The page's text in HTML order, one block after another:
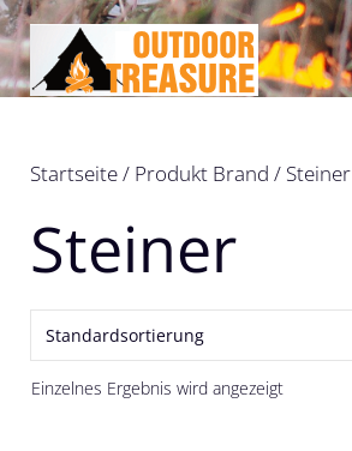
Zum
Inhalt
springen
Startseite/ Produkt Brand / Steiner
Steiner
Einzelnes Ergebnis wird angezeigt